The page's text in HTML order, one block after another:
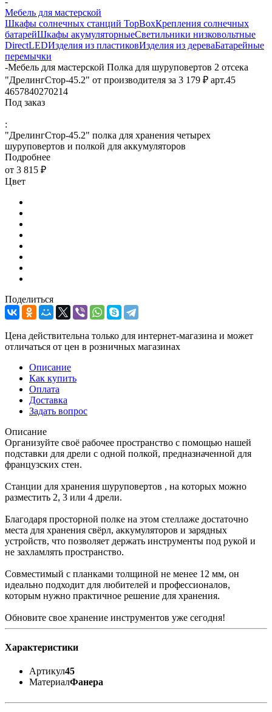
Мебель для мастерской
Шкафы солнечных станций TopBoxКрепления солнечных
батарейШкафы акумуляторныеСветильники низковольтные
DirectLEDИзделия из пластиковИзделия из дереваБатарейные
перемычки
-Мебель для мастерской Полка для шуруповертов 2 отсека
"ДрелингСтор-45.2" от производителя за 3 179 ₽ арт.45
4657840270214
Под заказ
:
"ДрелингСтор-45.2" полка для хранения четырех
шуруповертов и полкой для аккумуляторов
Подробнее
от 3 815 ₽
Цвет
Поделиться
Цена действительна только для интернет-магазина и может
отличаться от цен в розничных магазинах
Описание
Как купить
Оплата
Доставка
Задать вопрос
Описание
Организуйте своё рабочее пространство с помощью нашей
подставки для дрели с одной полкой, предназначенной для
французских стен.
Станции для хранения шуруповертов , на которых можно
разместить 2, 3 или 4 дрели.
Благодаря просторной полке на этом стеллаже достаточно
места для хранения свёрл, аккумуляторов и зарядных
устройств, что позволяет держать инструменты под рукой и
не захламлять пространство.
Совместимый с планками толщиной не менее 12 мм, он
идеально подходит для любителей и профессионалов,
которым нужно практичное решение для хранения.
Обновите свое хранение инструментов уже сегодня!
Характеристики
Артикул45
МатериалФанера